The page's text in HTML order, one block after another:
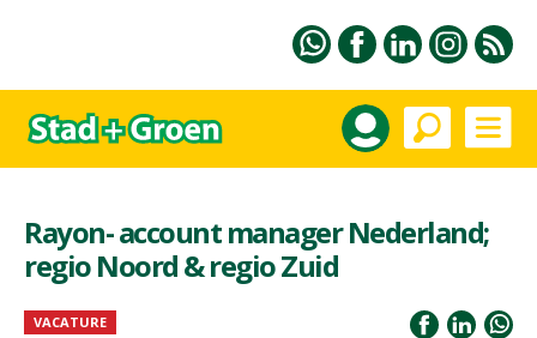
Rayon- account manager Nederland;
regio Noord & regio Zuid
VACATURE